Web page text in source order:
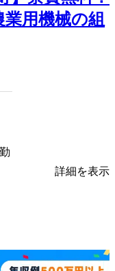
用機械の組
詳細を表示